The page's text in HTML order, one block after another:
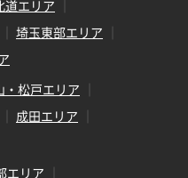
道エリア
埼玉東部エリア
・松戸エリア
成田エリア
エリア